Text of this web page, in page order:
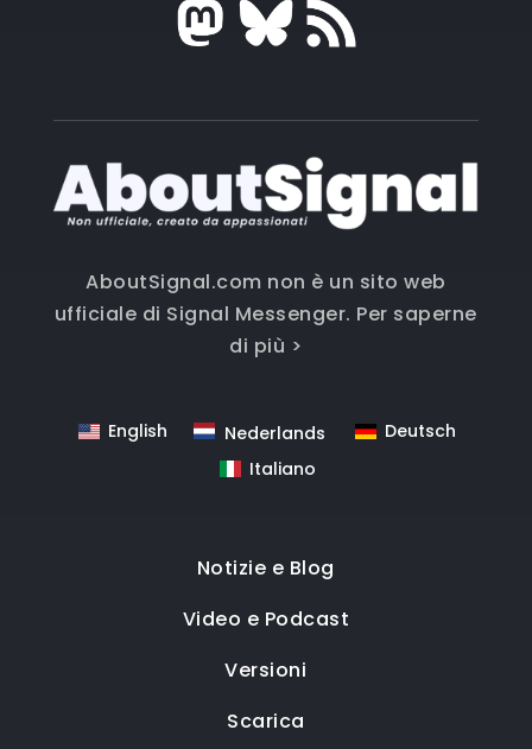
AboutSignal.com non è un sito web
ufficiale di Signal Messenger. Per saperne
di più >
English Nederlands
Deutsch
Italiano
Notizie e Blog
Video e Podcast
Versioni
Scarica